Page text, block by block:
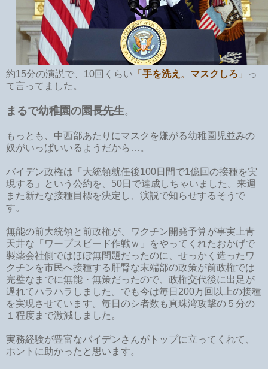
約15分の演説で、10回くらい 「 手を洗え 。 マスクしろ 」
っ
て言ってました。
まるで幼稚園の園長先生。
もっとも、中西部あたりにマスクを嫌がる幼稚園児並みの
奴がいっぱいいるようだから…。
バイデン政権は「大統領就任後100日間で1億回の接種を実
現する」という公約を、50日で達成しちゃいました。来週
また新たな接種目標を決定し、演説で知らせするそうで
す。
無能の前大統領と前政権が、ワクチン開発予算が事実上青
天井な「ワープスピード作戦ｗ」をやってくれたおかげで
製薬会社側ではほぼ無問題だったのに、せっかく造ったワ
クチンを市民へ接種する肝腎な末端部の政策が前政権では
完璧なまでに無能・無策だったので、政権交代後に出足が
遅れてハラハラしました。でも今は毎日200万回以上の接種
を実現させています。毎日のシ者数も真珠湾攻撃の５分の
１程度まで激減しました。
実務経験が豊富なバイデンさんがトップに立ってくれて、
ホントに助かったと思います。